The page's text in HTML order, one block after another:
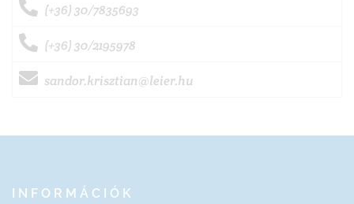
(+36) 30/7835693
(+36) 30/2195978
sandor.krisztian@leier.hu
INFORMÁCIÓK